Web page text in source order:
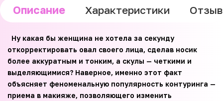
Описание Характеристики
Ну какая бы женщина не хотела за секунду
откорректировать овал своего лица, сделав носик
более аккуратным и тонким, а скулы — четкими и
выделяющимися? Наверное, именно этот факт
объясняет феноменальную популярность контуринга —
приема в макияже, позволяющего изменить